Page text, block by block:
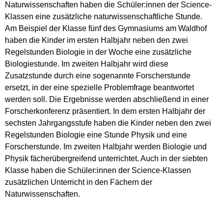
Naturwissenschaften haben die Schüler:innen der Science-
Klassen eine zusätzliche naturwissenschaftliche Stunde.
Am Beispiel der Klasse fünf des Gymnasiums am Waldhof
haben die Kinder im ersten Halbjahr neben den zwei
Regelstunden Biologie in der Woche eine zusätzliche
Biologiestunde. Im zweiten Halbjahr wird diese
Zusatzstunde durch eine sogenannte Forscherstunde
ersetzt, in der eine spezielle Problemfrage beantwortet
werden soll. Die Ergebnisse werden abschließend in einer
Forscherkonferenz präsentiert. In dem ersten Halbjahr der
sechsten Jahrgangsstufe haben die Kinder neben den zwei
Regelstunden Biologie eine Stunde Physik und eine
Forscherstunde. Im zweiten Halbjahr werden Biologie und
Physik fächerübergreifend unterrichtet. Auch in der siebten
Klasse haben die Schüler:innen der Science-Klassen
zusätzlichen Unterricht in den Fächern der
Naturwissenschaften.